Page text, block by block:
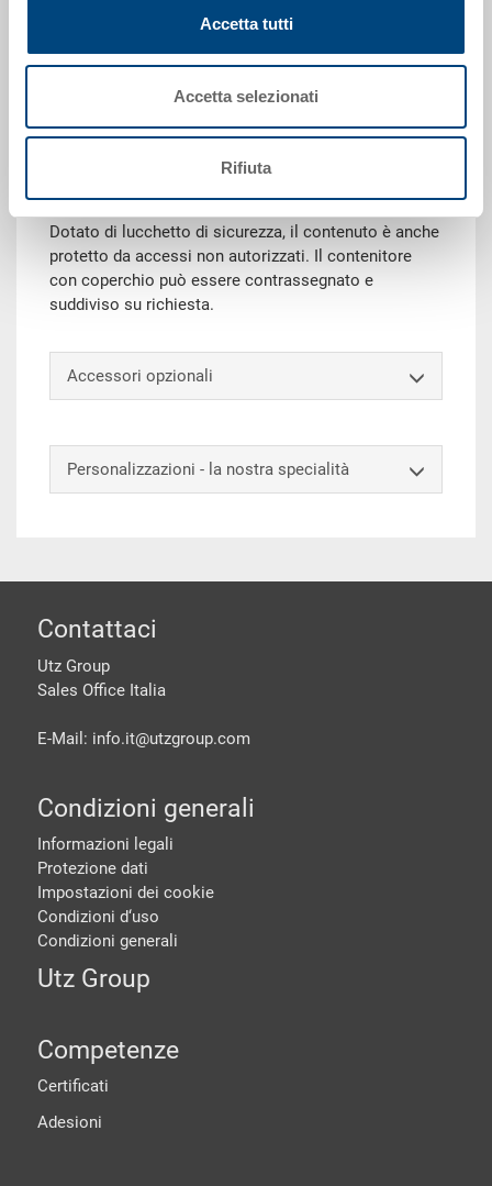
Accetta tutti
Accetta selezionati
Rifiuta
Il contenitore con coperchio incernierato RAKO (con
chiusure a scatto & rinforzi per cerniere) è ideale per
Dotato di lucchetto di sicurezza, il contenuto è anche
protetto da accessi non autorizzati. Il contenitore
con coperchio può essere contrassegnato e
suddiviso su richiesta.
Accessori opzionali
Personalizzazioni - la nostra specialità
piè di pagine
Contattaci
Utz Group
Sales Office Italia
E-Mail: info.it@utzgroup.com
Condizioni generali
Informazioni legali
Protezione dati
Impostazioni dei cookie
Condizioni d‘uso
Condizioni generali
Utz Group
Competenze
Certificati
Adesioni